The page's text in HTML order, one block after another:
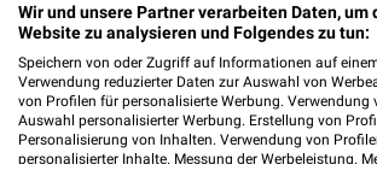
31,4 km
Wir und unsere Partner verarbeiten Daten, um
Website zu analysieren und Folgendes zu tun:
Speichern von oder Zugriff auf Informationen auf
Verwendung reduzierter Daten zur Auswahl von
von Profilen für personalisierte Werbung. Verwendung
Auswahl personalisierter Werbung. Erstellung von
Personalisierung von Inhalten. Verwendung von
personalisierter Inhalte. Messung der Werbeleistung.